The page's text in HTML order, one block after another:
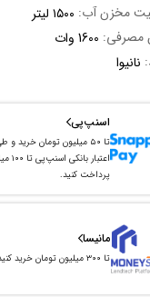
مخزن آب: ۱۵۰۰ لیتر
مصرفی: 1600 وات
نانیوا
اسنپ‌پی
پرداخت کنید.
مانیسا
تا ۳۰۰ میلیون تومان خرید کنید و طی ۱۸ قسط پرداخت کنید.